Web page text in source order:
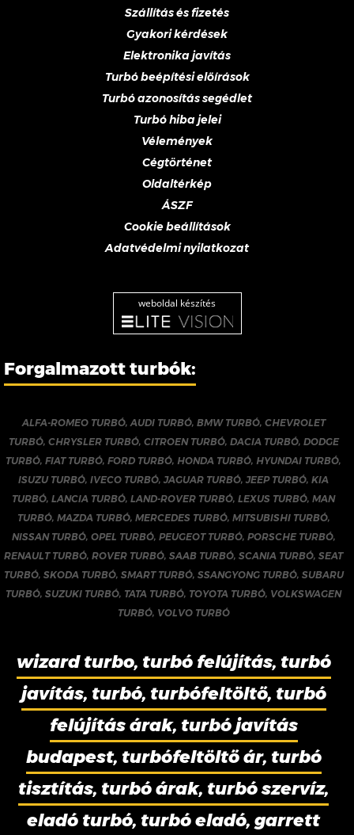
Szállítás és fizetés
Gyakori kérdések
Elektronika javítás
Turbó beépítési előírások
Turbó azonosítás segédlet
Turbó hiba jelei
Vélemények
Cégtörténet
Oldaltérkép
ÁSZF
Cookie beállítások
Adatvédelmi nyilatkozat
weboldal készítés
Forgalmazott turbók:
ALFA-ROMEO TURBÓ,AUDI TURBÓ, BMW TURBÓ, CHEVROLET
TURBÓ, CHRYSLER TURBÓ, CITROEN TURBÓ, DACIA TURBÓ, DODGE
TURBÓ,FIAT TURBÓ,FORD TURBÓ, HONDA TURBÓ, HYUNDAI TURBÓ,
ISUZU TURBÓ,IVECO TURBÓ,JAGUAR TURBÓ,JEEP TURBÓ,KIA
TURBÓ,LANCIA TURBÓ,LAND-ROVER TURBÓ,LEXUS TURBÓ,MAN
TURBÓ, MAZDA TURBÓ, MERCEDES TURBÓ, MITSUBISHI TURBÓ,
NISSAN TURBÓ, OPEL TURBÓ, PEUGEOT TURBÓ, PORSCHE TURBÓ,
RENAULT TURBÓ,ROVER TURBÓ,SAAB TURBÓ,SCANIA TURBÓ,SEAT
TURBÓ, SKODA TURBÓ, SMART TURBÓ, SSANGYONG TURBÓ, SUBARU
TURBÓ,SUZUKI TURBÓ, TATA TURBÓ, TOYOTA TURBÓ, VOLKSWAGEN
TURBÓ, VOLVO TURBÓ
wizard turbo, turbó felújítás, turbó
javítás, turbó, turbófeltöltő, turbó
felújítás árak, turbó javítás
budapest, turbófeltöltő ár, turbó
tisztítás, turbó árak, turbó szervíz,
eladó turbó, turbó eladó, garrett